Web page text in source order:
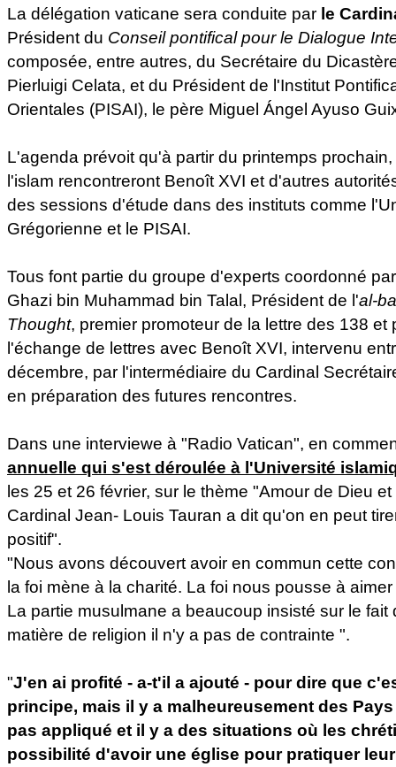
La délégation vaticane sera conduite par le
Président du Conseil pontifical pour le Dialogue
composée, entre autres, du Secrétaire du
Pierluigi Celata, et du Président de l'Institut
Orientales (PISAI), le père Miguel Ángel Ayuso
L'agenda prévoit qu'à partir du printemps
l'islam rencontreront Benoît XVI et d'autres
des sessions d'étude dans des instituts comme
Grégorienne et le PISAI.
Tous font partie du groupe d'experts coordonné
Ghazi bin Muhammad bin Talal, Président de l'al-
Thought, premier promoteur de la lettre des 138 et
l'échange de lettres avec Benoît XVI, intervenu
décembre, par l'intermédiaire du Cardinal
en préparation des futures rencontres.
Dans une interviewe à "Radio Vatican", en
annuelle qui s'est déroulée à l'Université
les 25 et 26 février, sur le thème "Amour de Dieu
Cardinal Jean- Louis Tauran a dit qu'on en peut
positif".
"Nous avons découvert avoir en commun cette
la foi mène à la charité. La foi nous pousse à
La partie musulmane a beaucoup insisté sur le fait
matière de religion il n'y a pas de contrainte ".
"J'en ai profité - a-t'il a ajouté - pour dire que
principe, mais il y a malheureusement des
pas appliqué et il y a des situations où les
possibilité d'avoir une église pour pratiquer